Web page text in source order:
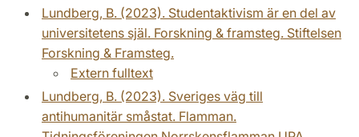
Lundberg, B. (2023). Studentaktivism är en del av
universitetens själ. Forskning & framsteg. Stiftelsen
Forskning & Framsteg.
Extern fulltext
Lundberg, B. (2023). Sveriges väg till
antihumanitär småstat. Flamman.